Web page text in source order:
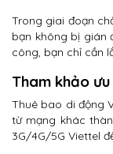
Trong giai đoạn
bạn không bị gián
công, bạn chỉ cần
Tham khảo
Thuê bao di động
từ mạng khác
3G/4G/5G Viettel